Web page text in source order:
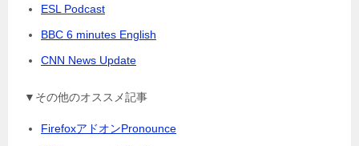
ESL Podcast
BBC 6 minutes English
CNN News Update
▼その他のオススメ記事
FirefoxアドオンPronounce